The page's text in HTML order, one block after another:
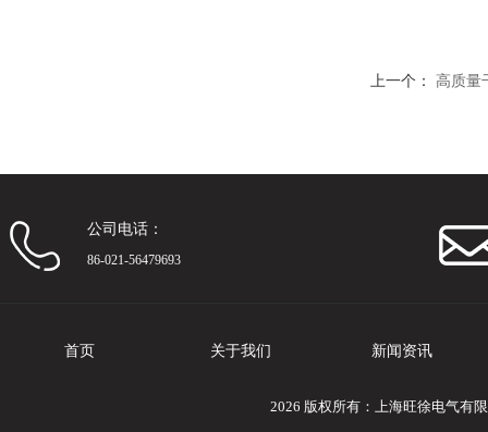
上一个： 高质量
公司电话：
86-021-56479693
首页 关于我们 新闻资讯
2026 版权所有：上海旺徐电气有